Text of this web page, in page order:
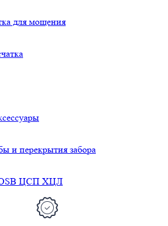
для мощения
и перекрытия забора
ЦСП ХЦЛ